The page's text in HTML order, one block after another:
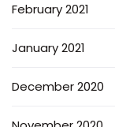
February 2021
January 2021
December 2020